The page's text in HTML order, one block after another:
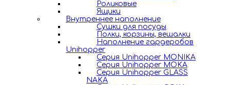
Роликовые
Ящики
Внутреннее наполнение
Сушки для посуды
Полки, корзины, вешалки
Наполнение гардеробов
Unihopper
Серия Unihopper MONIKA
Серия Unihopper MOKA
Серия Unihopper GLASS
NAKA